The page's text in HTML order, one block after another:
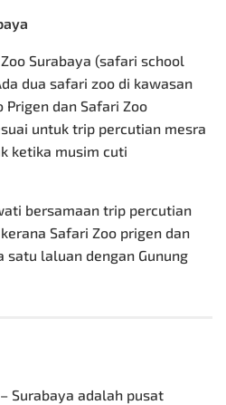
Surabaya (safari school
dua safari zoo di kawasan
Prigen dan Safari Zoo
untuk trip percutian mesra
ketika musim cuti
bersamaan trip percutian
Safari Zoo prigen dan
satu laluan dengan Gunung
Surabaya adalah pusat